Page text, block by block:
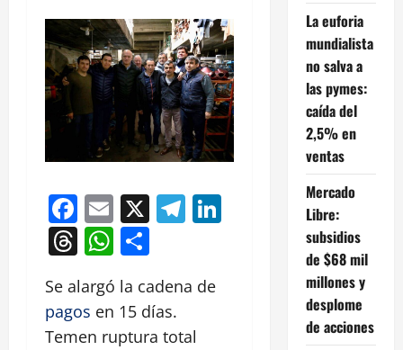
Facebook
Email
X Telegram
LinkedIn
Threads
WhatsApp
Se alargó la cadena de
pagos en 15 días.
Temen ruptura total
La euforia
mundialista
no salva a
las pymes:
caída del
2,5% en
ventas
Mercado
Libre:
subsidios
de $68 mil
millones y
desplome
de acciones